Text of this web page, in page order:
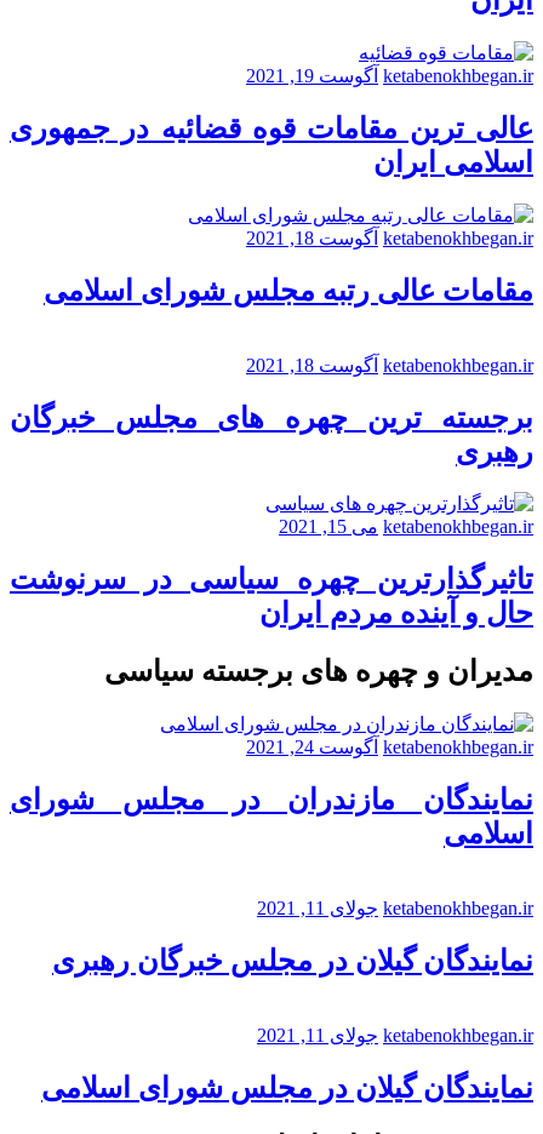
ketabenokhbegan.ir آگوست 19, 2021
عالی ترین مقامات قوه قضائیه در جمهوری
اسلامی ایران
ketabenokhbegan.ir آگوست 18, 2021
مقامات عالی رتبه مجلس شورای اسلامی
ketabenokhbegan.ir آگوست 18, 2021
برجسته ترین چهره های مجلس خبرگان
رهبری
ketabenokhbegan.ir می 15, 2021
تاثیرگذارترین چهره سیاسی در سرنوشت
حال و آینده مردم ایران
مدیران و چهره های برجسته سیاسی
ketabenokhbegan.ir آگوست 24, 2021
نمایندگان مازندران در مجلس شورای
اسلامی
ketabenokhbegan.ir جولای 11, 2021
نمایندگان گیلان در مجلس خبرگان رهبری
ketabenokhbegan.ir جولای 11, 2021
نمایندگان گیلان در مجلس شورای اسلامی